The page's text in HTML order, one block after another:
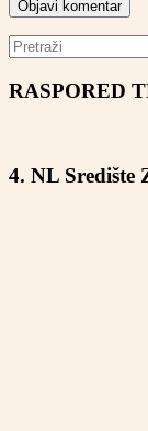
RASPORED
4. NL Središte